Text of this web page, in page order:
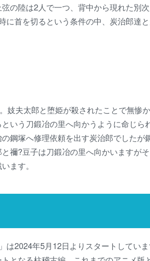
の陸は2人で一つ、背中から現れた別
に首を切るという条件の中、炭治郎達
妓夫太郎と堕姫が殺されたことで無惨
いう刀鍛冶の里へ向かうように命じら
鋼塚へ修理依頼を出す炭治郎でしたが
禰?豆子は刀鍛冶の里へ向かいますが
ます。
は2024年5月12日よりスタートしてい